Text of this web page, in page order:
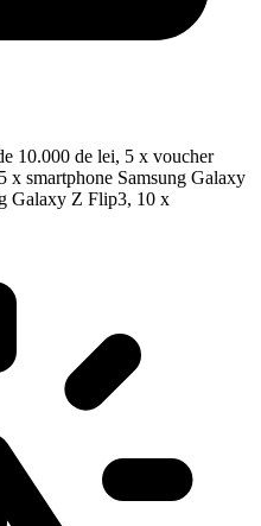
10.000 de lei, 5 x voucher
x smartphone Samsung Galaxy
Galaxy Z Flip3, 10 x